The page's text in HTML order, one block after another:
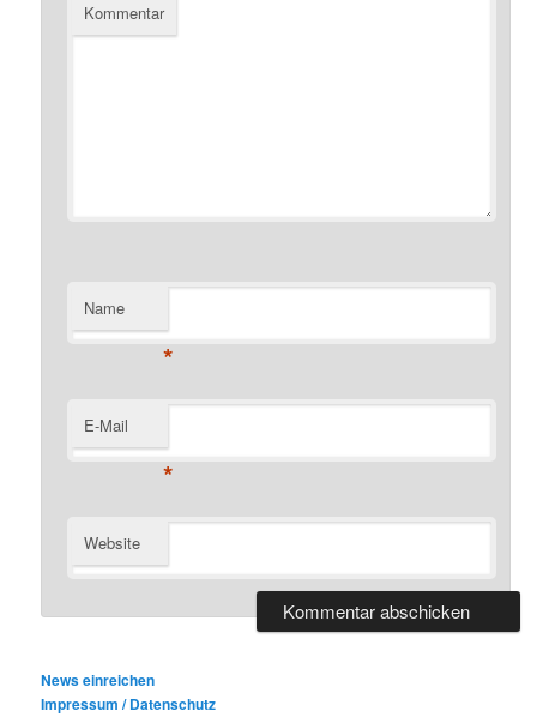
Kommentar
Name
*
E-Mail
*
Website
News einreichen
Impressum / Datenschutz